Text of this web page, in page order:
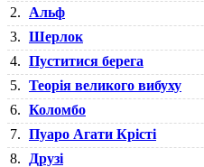
2.
Альф
3. Шерлок
4. Пуститися берега
5. Теорія великого вибуху
6. Коломбо
7. Пуаро Агати Крісті
8.
Друзі